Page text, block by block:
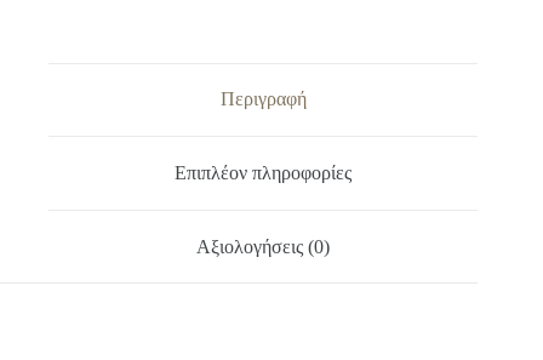
Περιγραφή
Επιπλέον πληροφορίες
Αξιολογήσεις (0)